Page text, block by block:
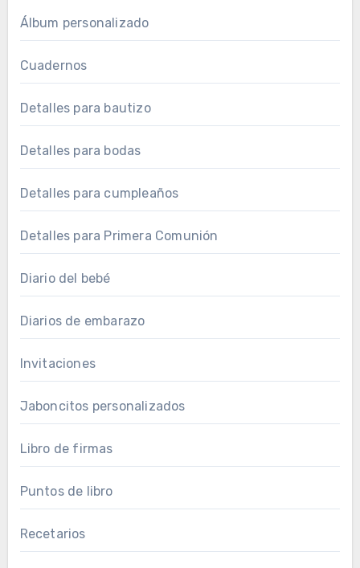
Álbum personalizado
Cuadernos
Detalles para bautizo
Detalles para bodas
Detalles para cumpleaños
Detalles para Primera Comunión
Diario del bebé
Diarios de embarazo
Invitaciones
Jaboncitos personalizados
Libro de firmas
Puntos de libro
Recetarios